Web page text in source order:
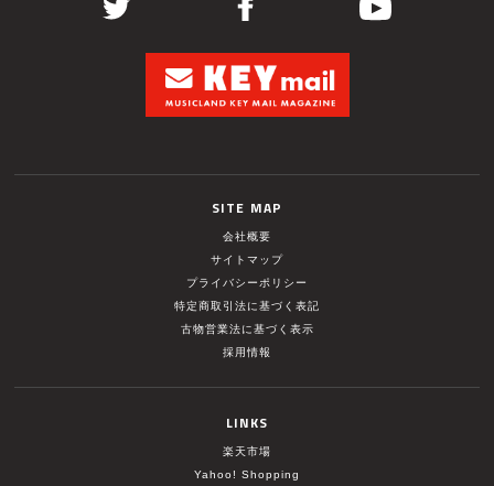
SITE MAP
会社概要
サイトマップ
プライバシーポリシー
特定商取引法に基づく表記
古物営業法に基づく表示
採用情報
LINKS
楽天市場
Yahoo! Shopping